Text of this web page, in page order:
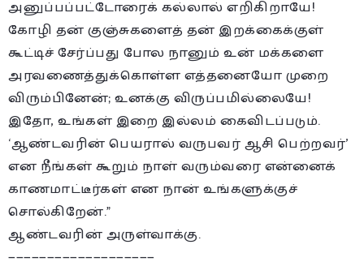
அனுப்பப்பட்டோரைக் கல்லால் எறிகிறாயே!
கோழி தன் குஞ்சுகளைத் தன் இறக்கைக்குள்
கூட்டிச் சேர்ப்பது போல நானும் உன் மக்களை
அரவணைத்துக்கொள்ள எத்தனையோ முறை
விரும்பினேன்; உனக்கு விருப்பமில்லையே!
இதோ, உங்கள் இறை இல்லம் கைவிடப்படும்.
‘ஆண்டவரின் பெயரால் வருபவர் ஆசி பெற்றவர்’
என நீங்கள் கூறும் நாள் வரும்வரை என்னைக்
காணமாட்டீர்கள் என நான் உங்களுக்குச்
சொல்கிறேன்.”
ஆண்டவரின் அருள்வாக்கு.
———————————————————